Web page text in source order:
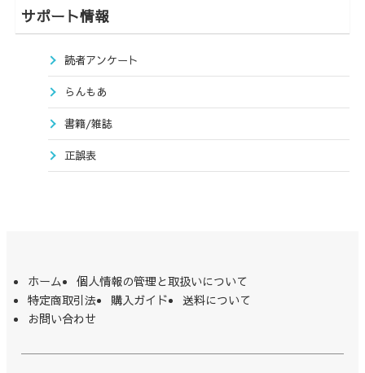
サポート情報
読者アンケート
らんもあ
書籍/雑誌
正誤表
ホーム
個人情報の管理と取扱いについて
特定商取引法
購入ガイド
送料について
お問い合わせ